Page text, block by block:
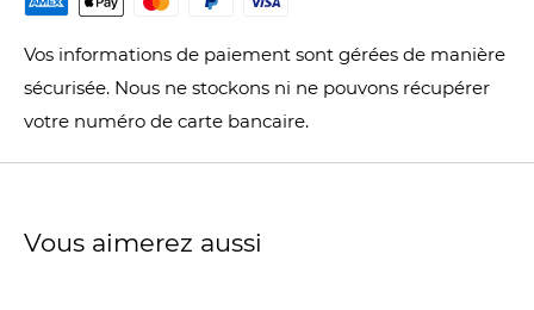
Vos informations de paiement sont gérées de manière
sécurisée. Nous ne stockons ni ne pouvons récupérer
votre numéro de carte bancaire.
Vous aimerez aussi